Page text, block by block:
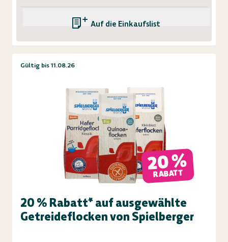
Auf die Einkaufsliste
Gültig bis 11.08.26
20 %
RABATT
20 % Rabatt* auf ausgewählte
Getreideflocken von Spielberger